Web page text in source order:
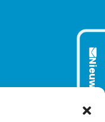
Nieuwsbrief